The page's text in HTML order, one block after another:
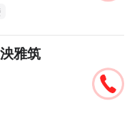
雅筑